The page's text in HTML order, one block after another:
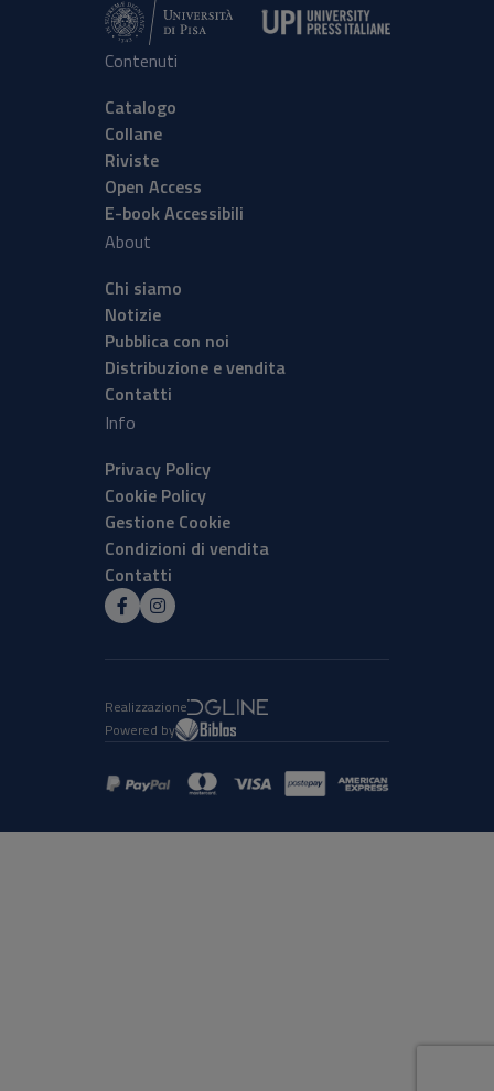
Contenuti
Catalogo
Collane
Riviste
Open Access
E-book Accessibili
About
Chi siamo
Notizie
Pubblica con noi
Distribuzione e vendita
Contatti
Info
Privacy Policy
Cookie Policy
Gestione Cookie
Condizioni di vendita
Contatti
Realizzazione
Powered by